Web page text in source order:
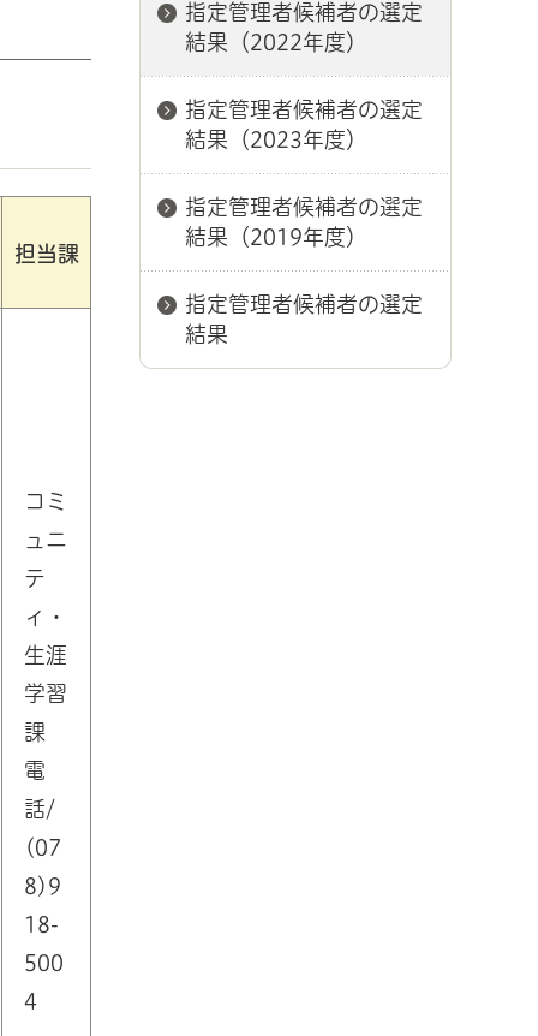
担当課
コミ
ュニ
テ
ィ・
生涯
学習
課
電
話/
(07
8)9
18-
500
4
指定管理者候補者の選定
結果（2022年度）
指定管理者候補者の選定
結果（2023年度）
指定管理者候補者の選定
結果（2019年度）
指定管理者候補者の選定
結果